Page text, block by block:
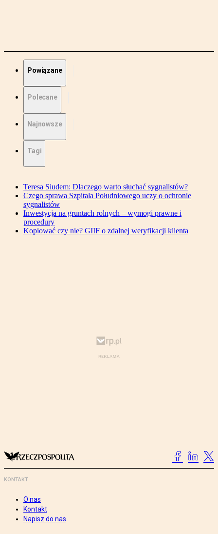
Powiązane
Polecane
Najnowsze
Tagi
Teresa Siudem: Dlaczego warto słuchać sygnalistów?
Czego sprawa Szpitala Południowego uczy o ochronie
sygnalistów
Inwestycja na gruntach rolnych – wymogi prawne i
procedury
Kopiować czy nie? GIIF o zdalnej weryfikacji klienta
KONTAKT
O nas
Kontakt
Napisz do nas